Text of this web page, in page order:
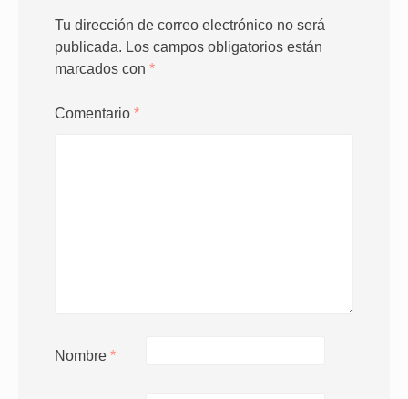
Tu dirección de correo electrónico no será
publicada. Los campos obligatorios están
marcados con *
Comentario *
Nombre *